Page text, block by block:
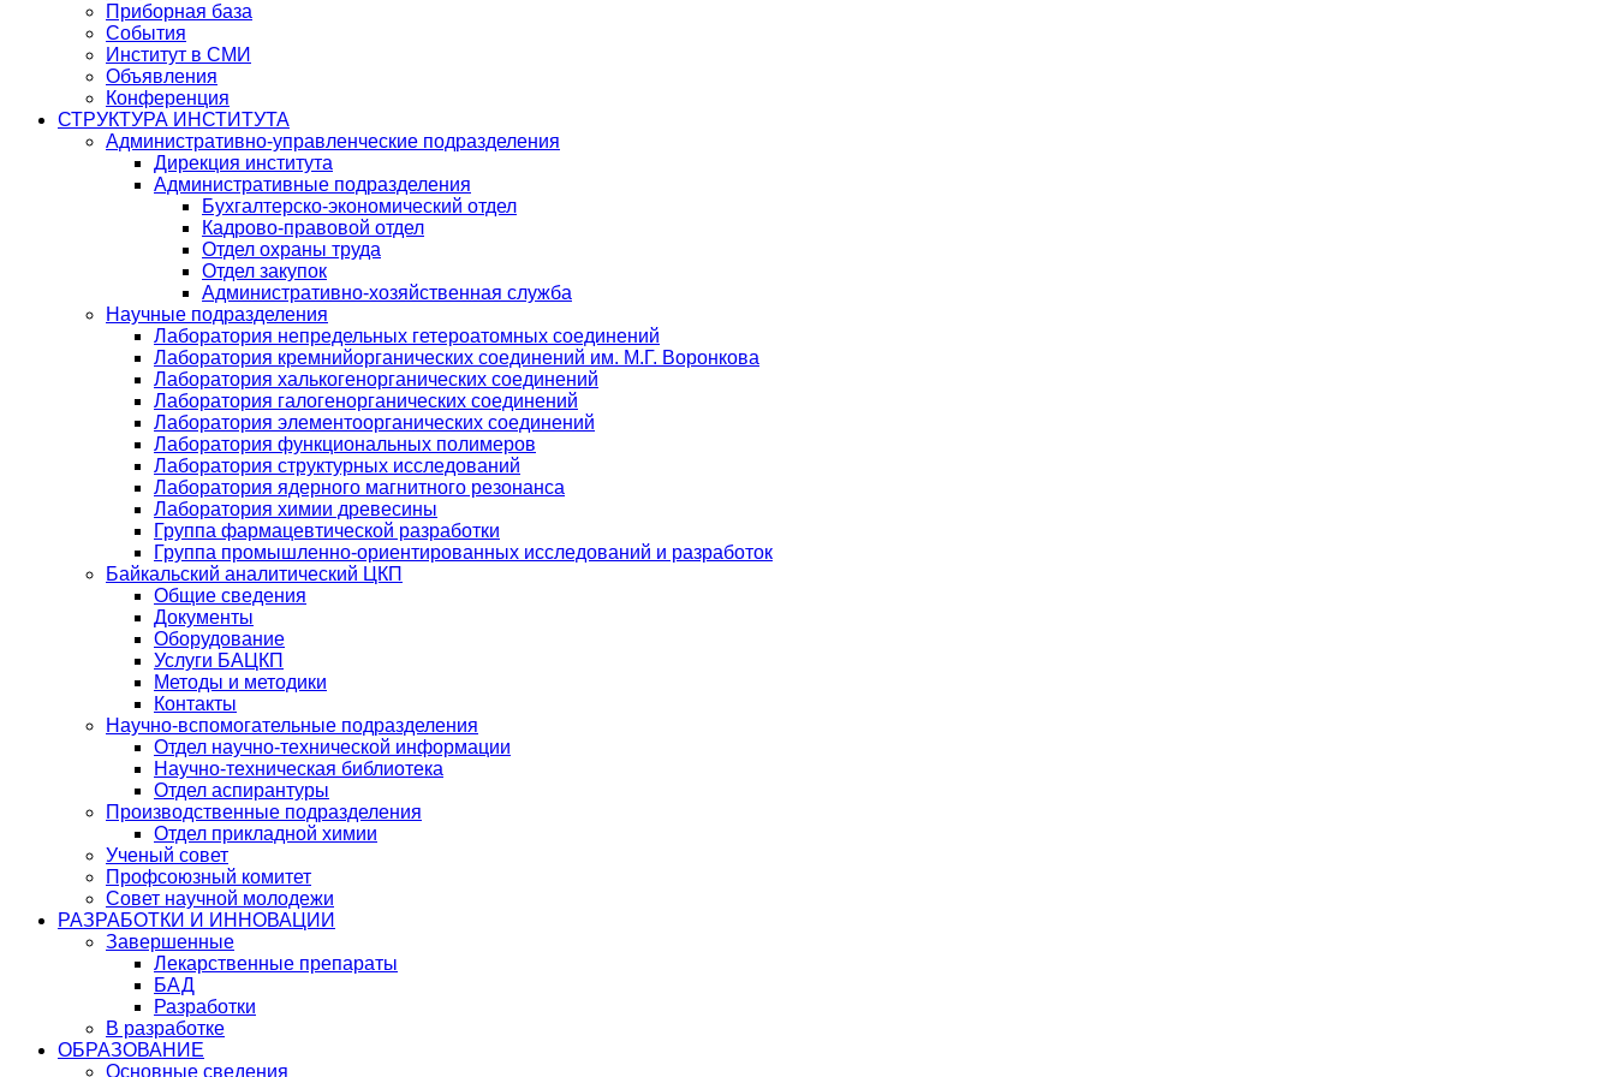
Приборная база
События
Институт в СМИ
Объявления
Конференция
СТРУКТУРА ИНСТИТУТА
Административно-управленческие подразделения
Дирекция института
Административные подразделения
Бухгалтерско-экономический отдел
Кадрово-правовой отдел
Отдел охраны труда
Отдел закупок
Административно-хозяйственная служба
Научные подразделения
Лаборатория непредельных гетероатомных соединений
Лаборатория кремнийорганических соединений им. М.Г. Воронкова
Лаборатория халькогенорганических соединений
Лаборатория галогенорганических соединений
Лаборатория элементоорганических соединений
Лаборатория функциональных полимеров
Лаборатория структурных исследований
Лаборатория ядерного магнитного резонанса
Лаборатория химии древесины
Группа фармацевтической разработки
Группа промышленно-ориентированных исследований и разработок
Байкальский аналитический ЦКП
Общие сведения
Документы
Оборудование
Услуги БАЦКП
Методы и методики
Контакты
Научно-вспомогательные подразделения
Отдел научно-технической информации
Научно-техническая библиотека
Отдел аспирантуры
Производственные подразделения
Отдел прикладной химии
Ученый совет
Профсоюзный комитет
Совет научной молодежи
РАЗРАБОТКИ И ИННОВАЦИИ
Завершенные
Лекарственные препараты
БАД
Разработки
В разработке
ОБРАЗОВАНИЕ
Основные сведения